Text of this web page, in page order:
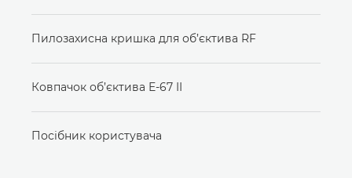
Пилозахисна кришка для об’єктива RF
Ковпачок об’єктива E-67 II
Посібник користувача